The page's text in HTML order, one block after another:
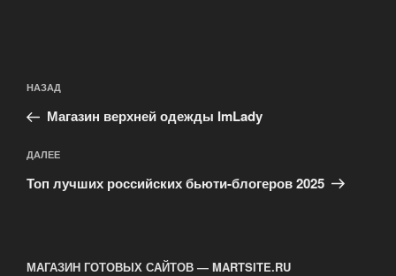
по
записям
Предыдущая
запись:
НАЗАД
Магазин верхней одежды ImLady
Следующая
запись
ДАЛЕЕ
Топ лучших российских бьюти-блогеров 2025
МАГАЗИН ГОТОВЫХ САЙТОВ — MARTSITE.RU